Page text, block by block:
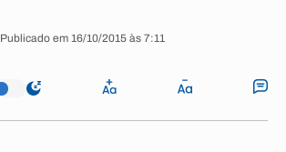
Publicado em 16/10/2015 às 7:11